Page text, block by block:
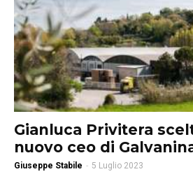
Gianluca Privitera
nuovo ceo di
Giuseppe Stabile - 5 Luglio 2023